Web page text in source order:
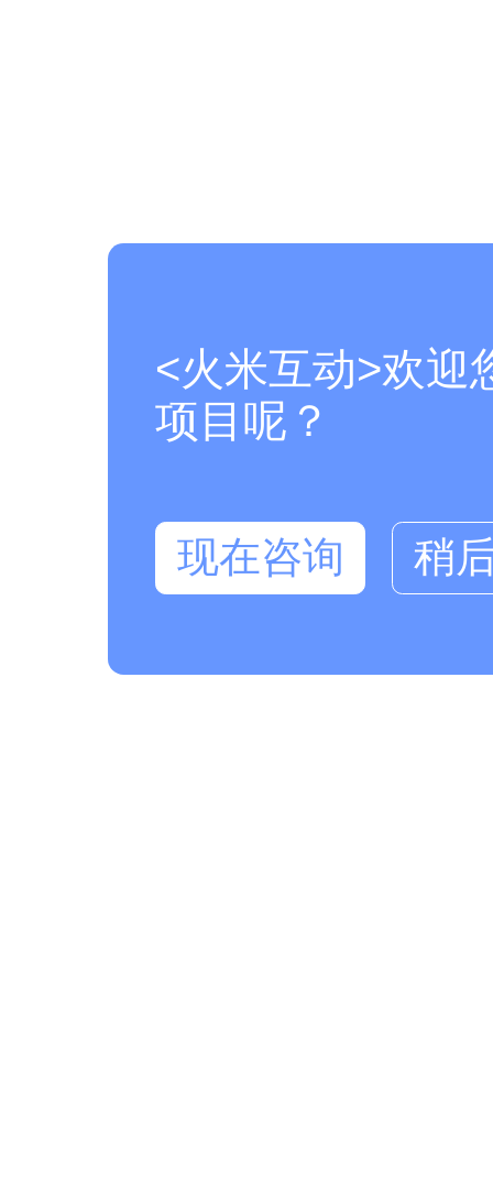
<火米互动>欢迎
项目呢？
现在咨询 稍